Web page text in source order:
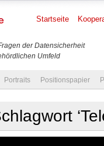
der Datensicherheit
Umfeld
Startseite
Portraits Positionspapier